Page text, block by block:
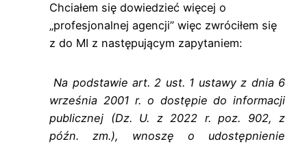
Chciałem się dowiedzieć więcej o
„profesjonalnej agencji” więc zwróciłem się
z do MI z następującym zapytaniem:
Na podstawie art. 2 ust. 1 ustawy z dnia 6
września 2001 r. o dostępie do informacji
publicznej (Dz. U. z 2022 r. poz. 902, z
późn. zm.), wnoszę o udostępnienie